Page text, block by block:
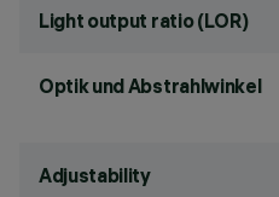
Light output ratio (LOR)
Optik und Abstrahlwinkel
Adjustability